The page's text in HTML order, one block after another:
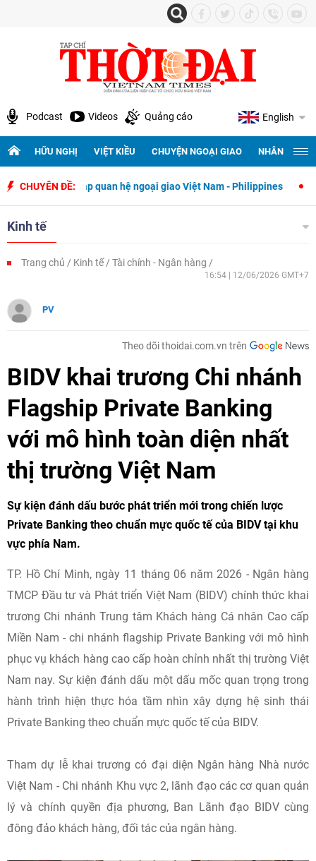
Podcast Videos Quảng cáo English
HỮU NGHỊ VIỆT KIỀU CHUYỆN NGOẠI GIAO NHÂN
CHUYÊN ĐỀ:
lập quan hệ ngoại giao Việt Nam - Philippines 500 ngày
Kinh tế
Trang chủ Kinh tế Tài chính - Ngân hàng
16:54 | 12/06/2026 GMT+7
PV
Theo dõi thoidai.com.vn trên
BIDV khai trương Chi nhánh
Flagship Private Banking
với mô hình toàn diện nhất
thị trường Việt Nam
Sự kiện đánh dấu bước phát triển mới trong chiến lược
Private Banking theo chuẩn mực quốc tế của BIDV tại khu
vực phía Nam.
TP. Hồ Chí Minh, ngày 11 tháng 06 năm 2026 - Ngân hàng
TMCP Đầu tư và Phát triển Việt Nam (BIDV) chính thức khai
trương Chi nhánh Trung tâm Khách hàng Cá nhân Cao cấp
Miền Nam - chi nhánh flagship Private Banking với mô hình
phục vụ khách hàng cao cấp hoàn chỉnh nhất thị trường Việt
Nam nay. Sự kiện đánh dấu một dấu mốc quan trọng trong
hành trình hiện thực hóa tầm nhìn xây dựng hệ sinh thái
Private Banking theo chuẩn mực quốc tế của BIDV.
Tham dự lễ khai trương có đại diện Ngân hàng Nhà nước
Việt Nam - Chi nhánh Khu vực 2, lãnh đạo các cơ quan quản
lý và chính quyền địa phương, Ban Lãnh đạo BIDV cùng
đông đảo khách hàng, đối tác của ngân hàng.